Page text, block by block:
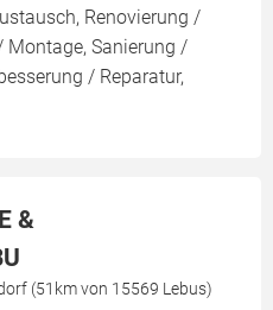
Renovierung /
Montage, Sanierung /
/ Reparatur,
&
(51km von 15569 Lebus)